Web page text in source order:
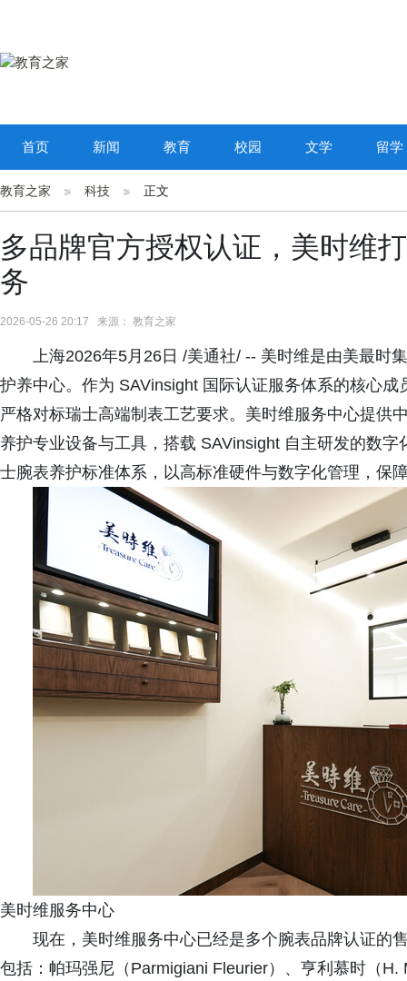
首页 新闻 教育 校园 文学 留学
教育之家 科技 正文
多品牌官方授权认证，美时维
务
2026-05-26 20:17 来源： 教育之家
上海2026年5月26日 /美通社/ -- 美时维是由美最时
护养中心。作为 SAVinsight 国际认证服务体系的核心
严格对标瑞士高端制表工艺要求。美时维服务中心提供
养护专业设备与工具，搭载 SAVinsight 自主研发的数
士腕表养护标准体系，以高标准硬件与数字化管理，保
美时维服务中心
现在，美时维服务中心已经是多个腕表品牌认证的
包括：帕玛强尼（Parmigiani Fleurier）、亨利慕时（